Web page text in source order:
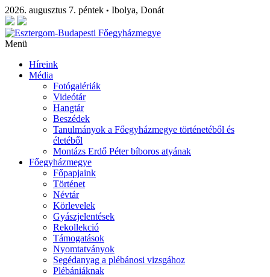
2026. augusztus 7. péntek • Ibolya, Donát
Menü
Híreink
Média
Fotógalériák
Videótár
Hangtár
Beszédek
Tanulmányok a Főegyházmegye történetéből és
életéből
Montázs Erdő Péter bíboros atyának
Főegyházmegye
Főpapjaink
Történet
Névtár
Körlevelek
Gyászjelentések
Rekollekció
Támogatások
Nyomtatványok
Segédanyag a plébánosi vizsgához
Plébániáknak